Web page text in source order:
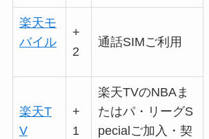
楽天モ
バイル
+
2
通話SIMご利用
楽天T
V
+
1
楽天TVのNBAま
たはパ・リーグS
pecialご加入・契